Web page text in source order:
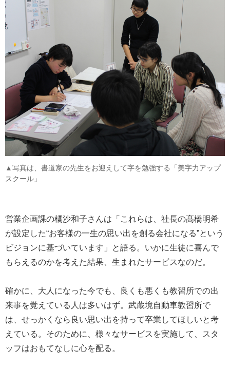
▲写真は、書道家の先生をお迎えして字を勉強する「美字力アップ
スクール」
営業企画課の橘沙和子さんは「これらは、社長の髙橋明希
が設定した“お客様の一生の思い出を創る会社になる”という
ビジョンに基づいています」と語る。いかに生徒に喜んで
もらえるのかを考えた結果、生まれたサービスなのだ。
確かに、大人になった今でも、良くも悪くも教習所での出
来事を覚えている人は多いはず。武蔵境自動車教習所で
は、せっかくなら良い思い出を持って卒業してほしいと考
えている。そのために、様々なサービスを実施して、スタ
ッフはおもてなしに心を配る。